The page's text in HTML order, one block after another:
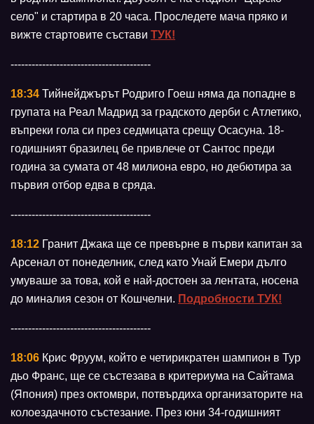
село" и стартира в 20 часа. Проследете мача пряко и
вижте стартовите състави ТУК!
----------------------------------------
18:34 Тийнейджърът Родриго Гоеш няма да попадне в
групата на Реал Мадрид за градското дерби с Атлетико,
въпреки гола си през седмицата срещу Осасуна. 18-
годишният бразилец бе привлече от Сантос преди
година за сумата от 48 милиона евро, но дебютира за
първия отбор едва в сряда.
----------------------------------------
18:12 Гранит Джака ще се превърне в първи капитан за
Арсенал от понеделник, след като Унай Емери дълго
умуваше за това, кой е най-достоен за лентата, носена
до миналия сезон от Кошчелни. Подробности ТУК!
----------------------------------------
18:06 Крис Фруум, който е четирикратен шампион в Тур
дьо Франс, ще се състезава в критериума на Сайтама
(Япония) през октомври, потвърдиха организаторите на
колоездачното състезание. През юни 34-годишният